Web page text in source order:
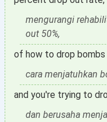
mengurangi
out 50%,
of how to drop bombs
cara menjatuhkan
and you're trying to
dan berusaha